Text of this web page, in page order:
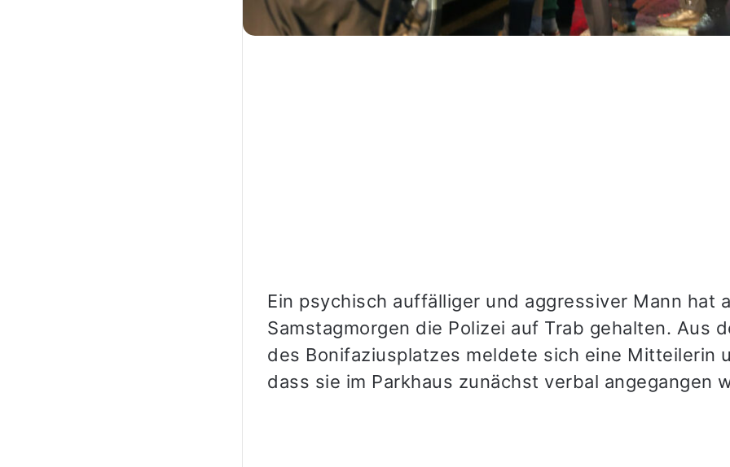
Ein psychisch auffälliger und aggressiver Mann hat
Samstagmorgen die Polizei auf Trab gehalten. Aus
des Bonifaziusplatzes meldete sich eine Mitteilerin
dass sie im Parkhaus zunächst verbal angegangen